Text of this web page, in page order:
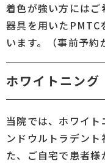
着色が強い方には
器具を用いた
います。（事前予約
ホワイトニング
当院では、ホワイ
ンドウルトラデン
た、ご自宅で患者